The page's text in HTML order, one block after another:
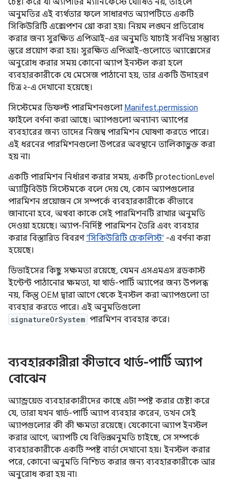
চেষ্টা করে যা অ্যাপটির ম্যানিফেস্টে ঘোষিত নয়, তাহলে
অনুমতির এই ব্যর্থতার ফলে সাধারণত অ্যাপটিতে একটি
সিকিউরিটি এক্সেপশন থ্রো করা হয়। নিয়ম লঙ্ঘন প্রতিরোধ
করার জন্য সুরক্ষিত এপিআই-এর অনুমতি যাচাই সর্বনিম্ন সম্ভাব্য
স্তরে প্রয়োগ করা হয়। সুরক্ষিত এপিআই-গুলোতে অ্যাক্সেসের
অনুরোধ করার সময় কোনো অ্যাপ ইনস্টল করা হলে
ব্যবহারকারীকে যে মেসেজ পাঠানো হয়, তার একটি উদাহরণ
চিত্র ২-এ দেখানো হয়েছে।
সিস্টেমের ডিফল্ট পারমিশনগুলো Manifest.permission
ফাইলে বর্ণনা করা আছে। অ্যাপগুলো অন্যান্য অ্যাপের
ব্যবহারের জন্য তাদের নিজস্ব পারমিশন ঘোষণা করতে পারে।
এই ধরনের পারমিশনগুলো উপরের অবস্থানে তালিকাভুক্ত করা
হয় না।
একটি পারমিশন নির্ধারণ করার সময়, একটি protectionLevel
অ্যাট্রিবিউট সিস্টেমকে বলে দেয় যে, কোন অ্যাপগুলোর
পারমিশন প্রয়োজন সে সম্পর্কে ব্যবহারকারীকে কীভাবে
জানানো হবে, অথবা কাকে সেই পারমিশনটি রাখার অনুমতি
দেওয়া হয়েছে। অ্যাপ-নির্দিষ্ট পারমিশন তৈরি এবং ব্যবহার
করার বিস্তারিত বিবরণ 'সিকিউরিটি চেকলিস্ট' -এ বর্ণনা করা
হয়েছে।
ডিভাইসের কিছু সক্ষমতা রয়েছে, যেমন এসএমএস ব্রডকাস্ট
ইন্টেন্ট পাঠানোর ক্ষমতা, যা থার্ড-পার্টি অ্যাপের জন্য উপলব্ধ
নয়, কিন্তু OEM দ্বারা আগে থেকে ইনস্টল করা অ্যাপগুলো তা
ব্যবহার করতে পারে। এই অনুমতিগুলো
signatureOrSystem পারমিশন ব্যবহার করে।
ব্যবহারকারীরা কীভাবে থার্ড-পার্টি অ্যাপ
বোঝেন
অ্যান্ড্রয়েড ব্যবহারকারীদের কাছে এটা স্পষ্ট করার চেষ্টা করে
যে, তারা যখন থার্ড-পার্টি অ্যাপ ব্যবহার করেন, তখন সেই
অ্যাপগুলোর কী কী ক্ষমতা রয়েছে। যেকোনো অ্যাপ ইনস্টল
করার আগে, অ্যাপটি যে বিভিন্ন অনুমতি চাইছে, সে সম্পর্কে
ব্যবহারকারীকে একটি স্পষ্ট বার্তা দেখানো হয়। ইনস্টল করার
পরে, কোনো অনুমতি নিশ্চিত করার জন্য ব্যবহারকারীকে আর
অনুরোধ করা হয় না।